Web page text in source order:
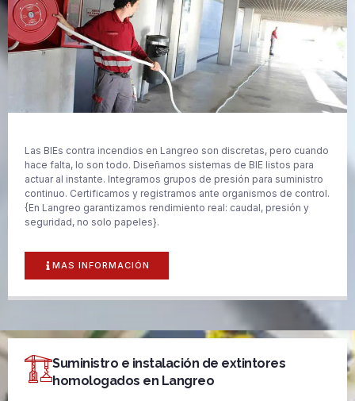
Las BIEs contra incendios en Langreo son discretas, pero cuando
hace falta, lo son todo. Diseñamos sistemas de BIE listos para
actuar al instante. Integramos grupos de presión para suministro
continuo. Certificamos y registramos ante organismos de control.
{En Langreo garantizamos rendimiento real: caudal, presión y
seguridad, no solo papeles}.
MAS INFORMACIÓN
Suministro e instalación de extintores
homologados en Langreo